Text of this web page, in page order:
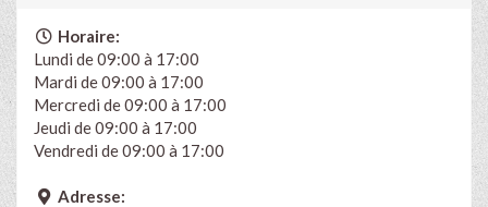
Horaire:
Lundi de 09:00 à 17:00
Mardi de 09:00 à 17:00
Mercredi de 09:00 à 17:00
Jeudi de 09:00 à 17:00
Vendredi de 09:00 à 17:00
Adresse: